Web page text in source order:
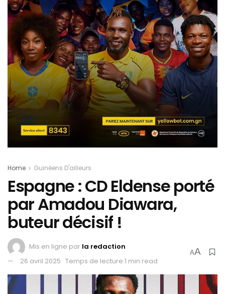
Home Guinéens D'ailleurs
Espagne : CD Eldense porté
par Amadou Diawara,
buteur décisif !
Mis en ligne par la redaction
26 avril 2025 Temps de lecture:1 min read
AA